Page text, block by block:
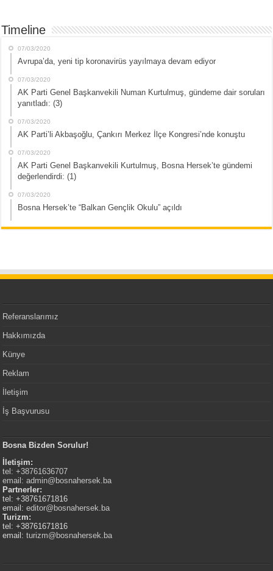
Timeline
07/03/2020
Avrupa’da, yeni tip koronavirüs yayılmaya devam ediyor
07/03/2020
AK Parti Genel Başkanvekili Numan Kurtulmuş, gündeme dair soruları
yanıtladı: (3)
07/03/2020
AK Parti’li Akbaşoğlu, Çankırı Merkez İlçe Kongresi’nde konuştu
07/03/2020
AK Parti Genel Başkanvekili Kurtulmuş, Bosna Hersek’te gündemi
değerlendirdi: (1)
07/03/2020
Bosna Hersek’te “Balkan Gençlik Okulu” açıldı
Referanslarımız
Hakkımızda
Künye
Reklam
İletişim
İş Başvurusu
Bosna Bizden Sorulur!
İletişim:
tel: +38761636707
email:admin@bosnahersek.ba
Partnerler:
tel: +38761671816
email:editor@bosnahersek.ba
Turizm:
tel: +38761671816
email:turizm@bosnahersek.ba